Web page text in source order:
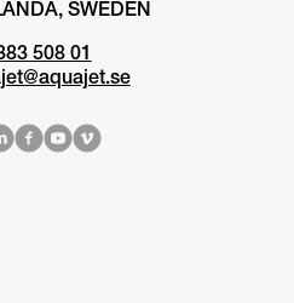
SWEDEN
508 01